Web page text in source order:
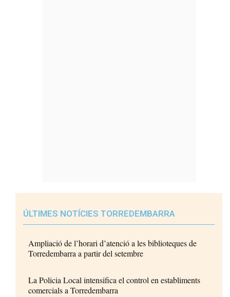
ÚLTIMES NOTÍCIES TORREDEMBARRA
Ampliació de l’horari d’atenció a les biblioteques de
Torredembarra a partir del setembre
La Policia Local intensifica el control en establiments
comercials a Torredembarra